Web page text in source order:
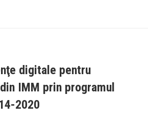
digitale pentru
IMM prin programul
2020